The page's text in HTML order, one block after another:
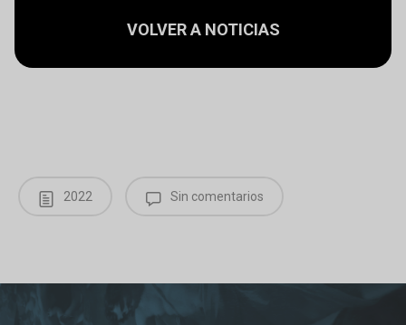
VOLVER A NOTICIAS
2022 Sin comentarios